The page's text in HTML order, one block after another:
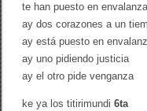
te han puesto en
ay dos corazones a un
ay está puesto en
ay uno pidiendo justicia
ay el otro pide venganza
ke ya los titirimundi6ta